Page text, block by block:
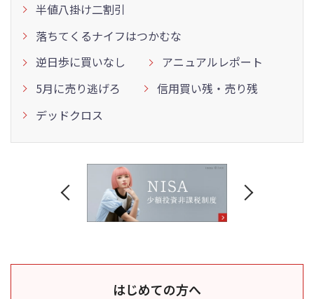
半値八掛け二割引
落ちてくるナイフはつかむな
逆日歩に買いなし
アニュアルレポート
5月に売り逃げろ
信用買い残・売り残
デッドクロス
はじめての方へ